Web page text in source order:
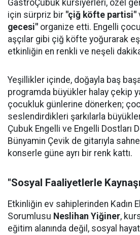
GastroÇubuk kursiyerleri, özel
için sürpriz bir "çiğ köfte partisi"
gecesi" organize etti. Engelli
aşçılar gibi çiğ köfte yoğurarak
etkinliğin en renkli ve neşeli
Yeşillikler içinde, doğayla baş
programda büyükler halay çekip
çocukluk günlerine dönerken;
seslendirdikleri şarkılarla
Çubuk Engelli ve Engelli Dostları
Bünyamin Çevik de gitarıyla
konserle güne ayrı bir renk kattı.
"Sosyal Faaliyetlerle
Etkinliğin ev sahiplerinden Kadın
Sorumlusu Neslihan Yiğiner,
eğitim alanında değil, sosyal